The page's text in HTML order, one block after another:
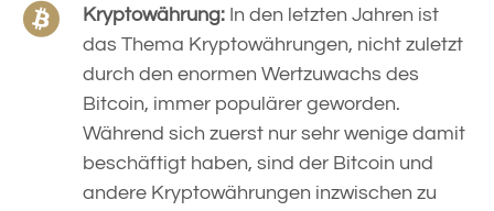
Kryptowährung:In den letzten Jahren ist
das Thema Kryptowährungen, nicht zuletzt
durch den enormen Wertzuwachs des
Bitcoin, immer populärer geworden.
Während sich zuerst nur sehr wenige damit
beschäftigt haben, sind der Bitcoin und
andere Kryptowährungen inzwischen zu